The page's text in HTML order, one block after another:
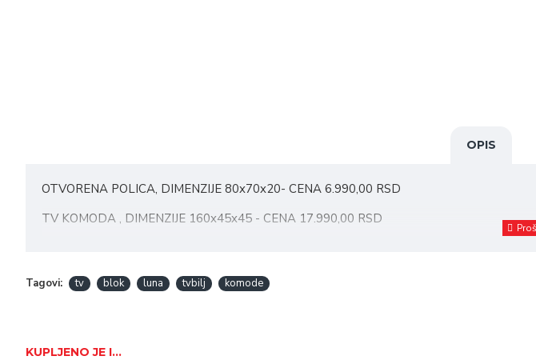
OPIS
OTVORENA POLICA, DIMENZIJE 80x70x20- CENA 6.990,00 RSD
TV KOMODA , DIMENZIJE 160x45x45 - CENA 17.990,00 RSD
Tagovi: tv blok luna tvbilj komode
KUPLJENO JE I...